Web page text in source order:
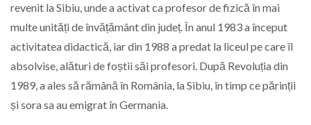
revenit la Sibiu, unde a activat ca profesor de fizică în mai
multe unități de învățământ din județ. În anul 1983 a început
activitatea didactică, iar din 1988 a predat la liceul pe care îl
absolvise, alături de foștii săi profesori. După Revoluția din
1989, a ales să rămână în România, la Sibiu, în timp ce părinții
și sora sa au emigrat în Germania.